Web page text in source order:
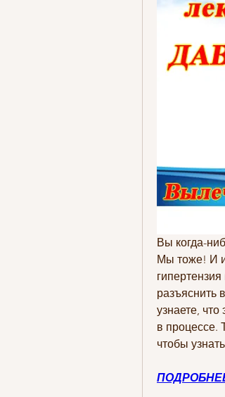
Вы когда-
Мы тоже! И
разъяснить
узнаете,
в процессе.
чтобы